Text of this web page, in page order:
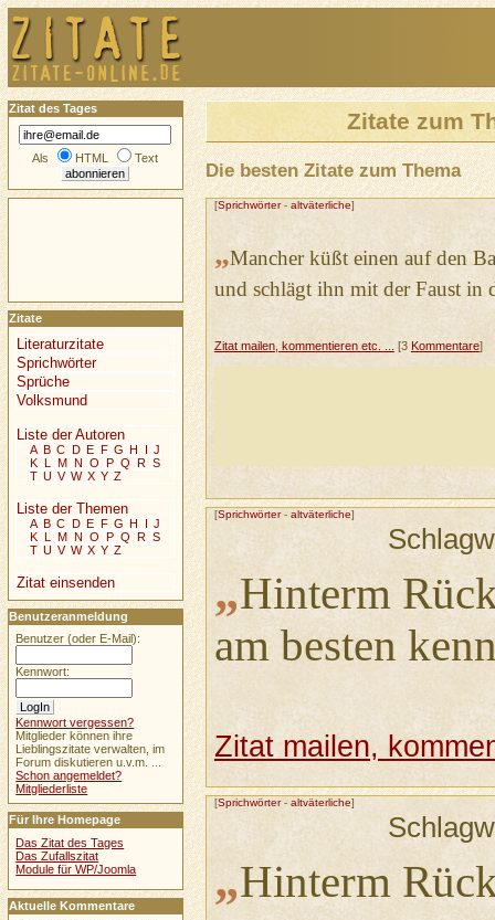
Zitate zum
Die besten Zitate zum Thema
[Sprichwörter- altväterliche]
„Mancher küßt einen auf den
und schlägt ihn mit der Faust in
Zitat mailen, kommentieren etc. ... [3 Kommentare]
[Sprichwörter- altväterliche]
„Hinterm
am besten
Zitat mailen,
[Sprichwörter- altväterliche]
„Hinterm
Zitat des Tages
Als HTML Text
Zitate
Literaturzitate
Sprichwörter
Sprüche
Volksmund
Liste der Autoren
A B C D E F G H I J
K L M N O P Q R S
T U V W X Y Z
Liste der Themen
A B C D E F G H I J
K L M N O P Q R S
T U V W X Y Z
Zitat einsenden
Benutzeranmeldung
Benutzer (oder E-Mail):
Kennwort:
Kennwort vergessen?
Mitglieder können ihre
Lieblingszitate verwalten, im
Forum diskutieren u.v.m. ...
Schon angemeldet?
Mitgliederliste
Für Ihre Homepage
Das Zitat des Tages
Das Zufallszitat
Module für WP/Joomla
Aktuelle Kommentare